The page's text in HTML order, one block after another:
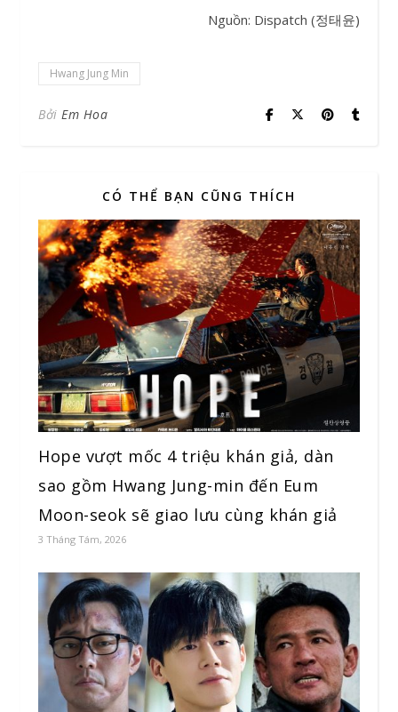
Nguồn: Dispatch (정태윤)
Hwang Jung Min
Bởi Em Hoa
CÓ THỂ BẠN CŨNG THÍCH
Hope vượt mốc 4 triệu khán giả, dàn
sao gồm Hwang Jung-min đến Eum
Moon-seok sẽ giao lưu cùng khán giả
3 Tháng Tám, 2026